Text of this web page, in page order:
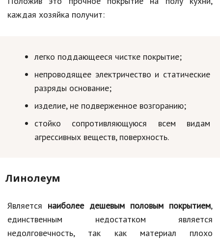
каждая хозяйка получит:
легко поддающееся чистке покрытие;
непроводящее электричество и статические
разряды основание;
изделие, не подверженное возгоранию;
стойко сопротивляющуюся всем видам
агрессивных веществ, поверхность.
Линолеум
Является наиболее дешевым половым покрытием,
единственным недостатком является
недолговечность, так как материал плохо